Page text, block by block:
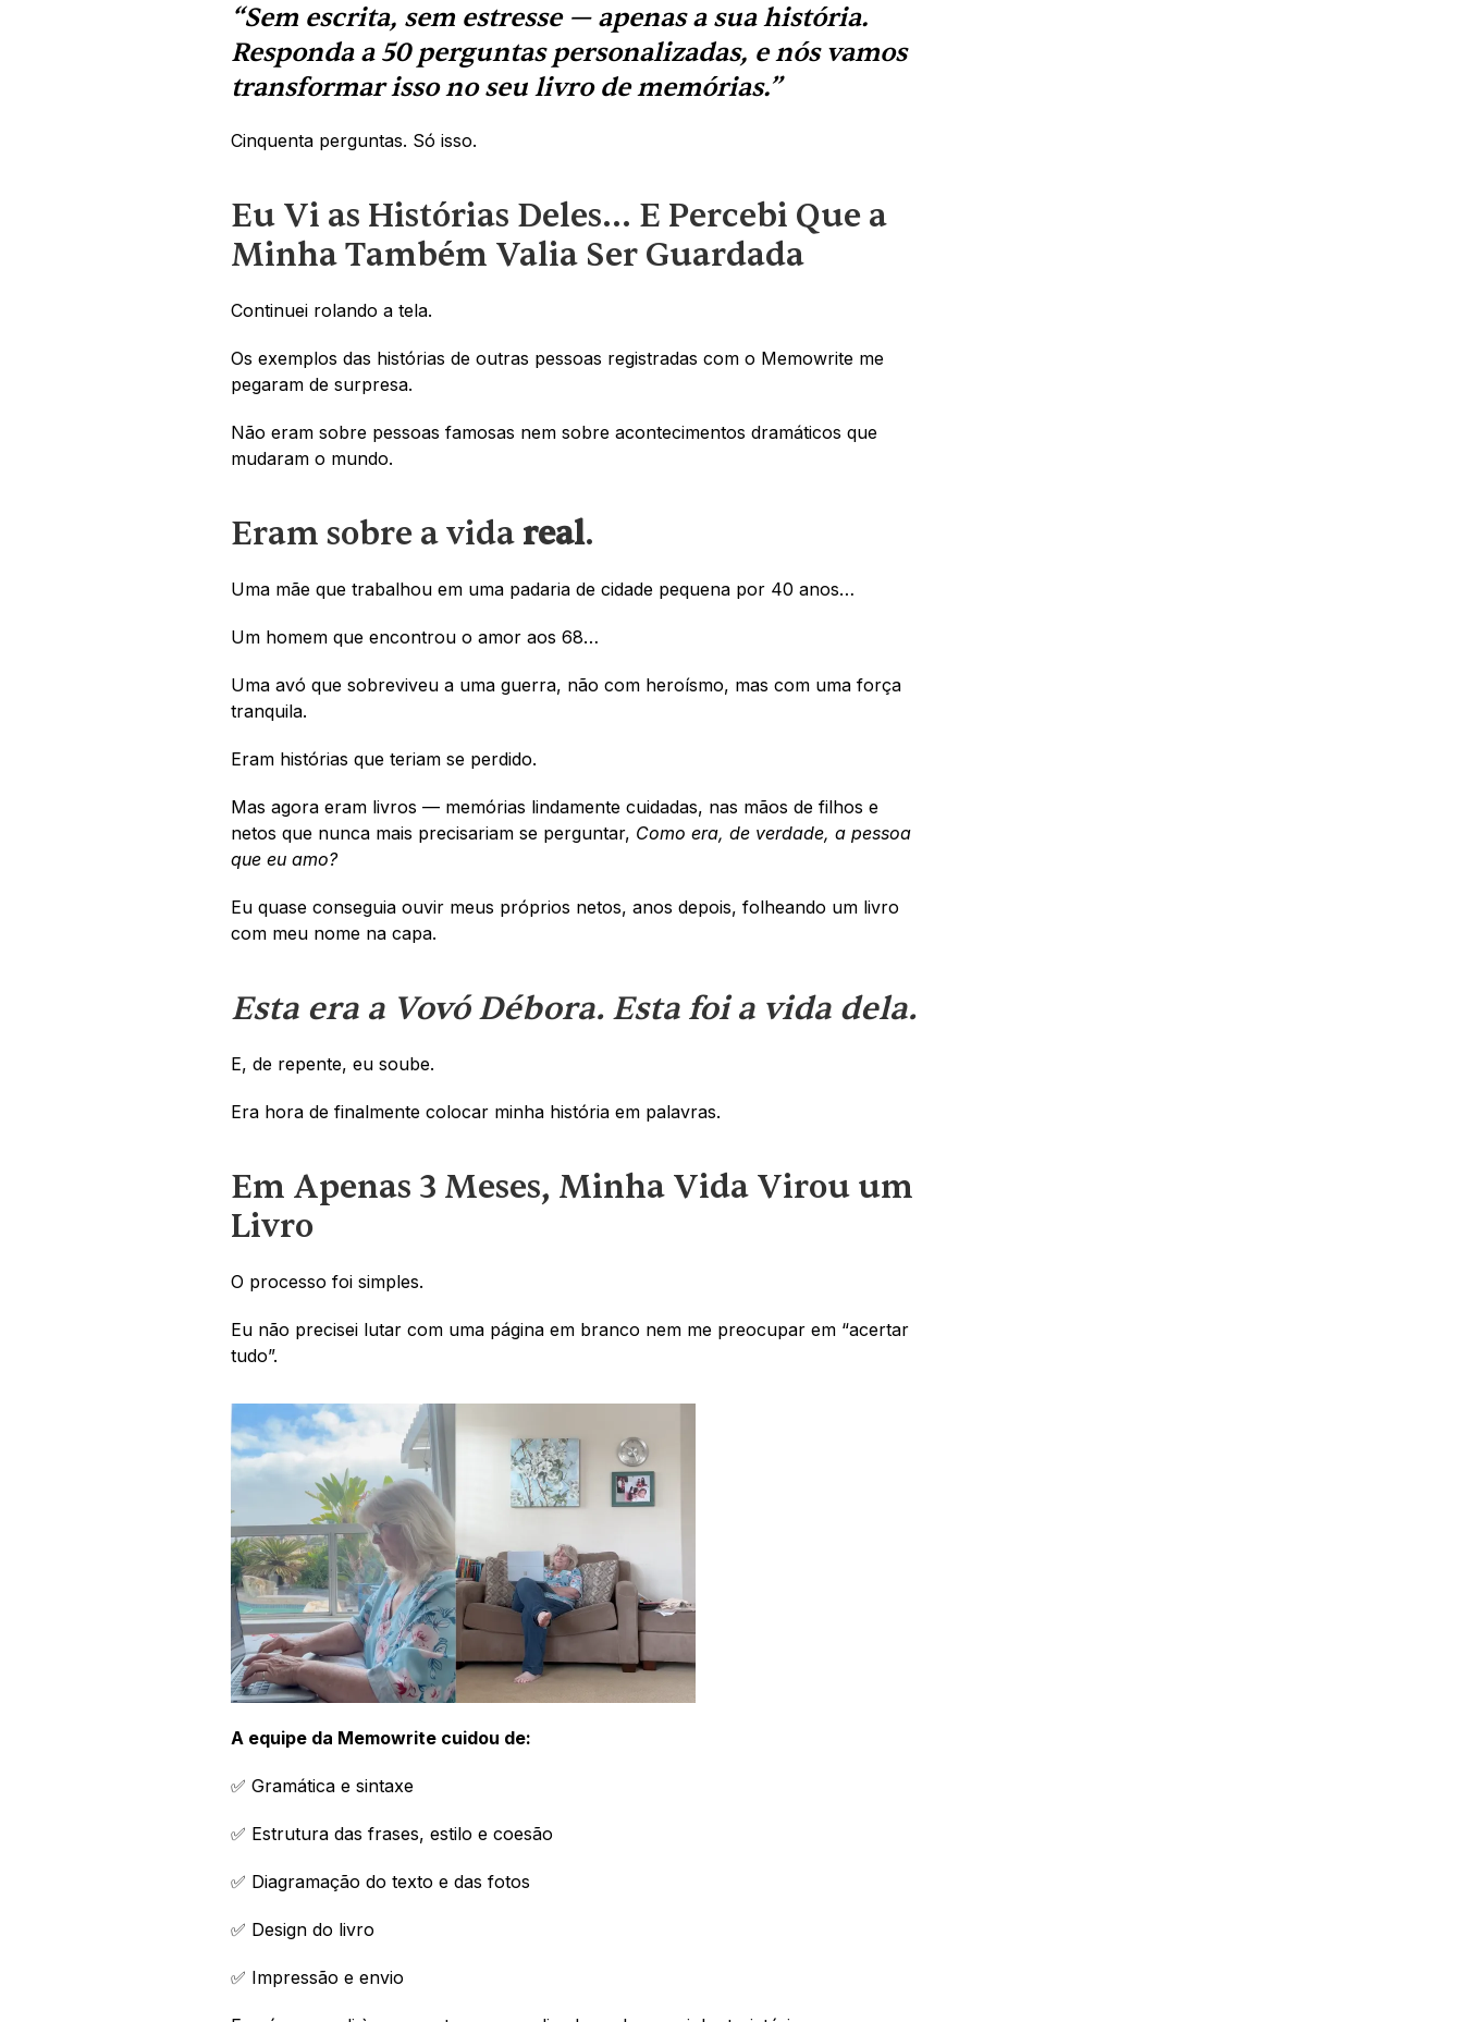
“Sem escrita, sem estresse — apenas a sua história.
Responda a 50 perguntas personalizadas, e nós vamos
transformar isso no seu livro de memórias.”
Cinquenta perguntas. Só isso.
Eu Vi as Histórias Deles… E Percebi Que a
Minha Também Valia Ser Guardada
Continuei rolando a tela.
Os exemplos das histórias de outras pessoas registradas com o Memowrite me
pegaram de surpresa.
Não eram sobre pessoas famosas nem sobre acontecimentos dramáticos que
mudaram o mundo.
Eram sobre a vida real.
Uma mãe que trabalhou em uma padaria de cidade pequena por 40 anos…
Um homem que encontrou o amor aos 68…
Uma avó que sobreviveu a uma guerra, não com heroísmo, mas com uma força
tranquila.
Eram histórias que teriam se perdido.
Mas agora eram livros — memórias lindamente cuidadas, nas mãos de filhos e
netos que nunca mais precisariam se perguntar, Como era, de verdade, a pessoa
que eu amo?
Eu quase conseguia ouvir meus próprios netos, anos depois, folheando um livro
com meu nome na capa.
Esta era a Vovó Débora. Esta foi a vida dela.
E, de repente, eu soube.
Era hora de finalmente colocar minha história em palavras.
Em Apenas 3 Meses, Minha Vida Virou um
Livro
O processo foi simples.
Eu não precisei lutar com uma página em branco nem me preocupar em “acertar
tudo”.
A equipe da Memowrite cuidou de:
✅ Gramática e sintaxe
✅ Estrutura das frases, estilo e coesão
✅ Diagramação do texto e das fotos
✅ Design do livro
✅ Impressão e envio